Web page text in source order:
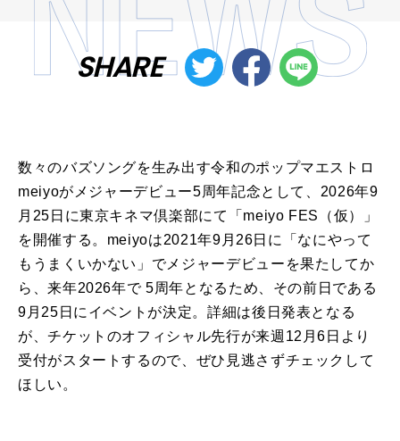
SHARE
数々のバズソングを生み出す令和のポップマエストロ
meiyoがメジャーデビュー5周年記念として、2026年9
月25日に東京キネマ倶楽部にて「meiyo FES（仮）」
を開催する。meiyoは2021年9月26日に「なにやって
もうまくいかない」でメジャーデビューを果たしてか
ら、来年2026年で 5周年となるため、その前日である
9月25日にイベントが決定。詳細は後日発表となる
が、チケットのオフィシャル先行が来週12月6日より
受付がスタートするので、ぜひ見逃さずチェックして
ほしい。